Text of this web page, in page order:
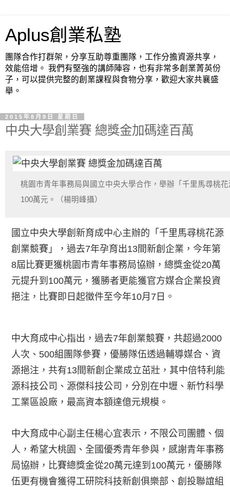
Aplus創業私塾
團隊合作打群架，分享互助尊重團隊，工作分擔資源共享，
效能倍增。 我們有堅強的講師陣容，也有非常多創業菁英份
子，可以提供完整的創業課程與食物分享，歡迎大家共襄盛
舉。
2015年8月9日 星期日
中央大學創業賽 總獎金加碼達百萬
桃園市青年事務局與國立中央大學合作，舉辦「千里馬尋桃
100萬元。（楊明峰攝）
國立中央大學創新育成中心主辦的「千里馬尋桃花源
創業競賽」，過去7年孕育出13間新創企業，今年第
8屆比賽更獲桃園市青年事務局協辦，總獎金從20萬
元提升到100萬元，獲勝者更能獲官方媒合企業投資
挹注，比賽即日起徵件至今年10月7日。
中大育成中心指出，過去7年創業競賽，共超過2000
人次、500組團隊參賽，優勝隊伍透過輔導媒合、資
源挹注，共有13間新創企業成立茁壯，其中倍特利能
源科技公司、源傑科技公司，分別在中壢、新竹科學
工業區設廠，最高資本額達億元規模。
中大育成中心副主任楊心宜表示，不限公司團體、個
人，希望大桃園、全國優秀青年參與，感謝青年事務
局協辦，比賽總獎金從20萬元達到100萬元，優勝隊
伍更有機會獲得工研院科技新創俱樂部、創投聯誼組